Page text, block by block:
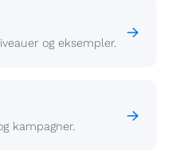
og eksempler.
kampagner.